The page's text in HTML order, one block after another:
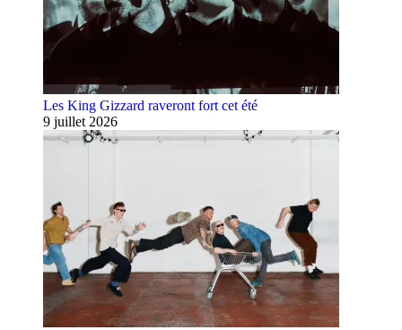
Les King Gizzard raveront fort cet été
9 juillet 2026